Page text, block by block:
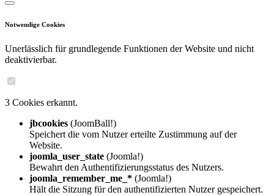
Notwendige Cookies
Unerlässlich für grundlegende Funktionen der Website und nicht
deaktivierbar.
3 Cookies erkannt.
jbcookies (JoomBall!)
Speichert die vom Nutzer erteilte Zustimmung auf der
Website.
joomla_user_state (Joomla!)
Bewahrt den Authentifizierungsstatus des Nutzers.
joomla_remember_me_* (Joomla!)
Hält die Sitzung für den authentifizierten Nutzer gespeichert.